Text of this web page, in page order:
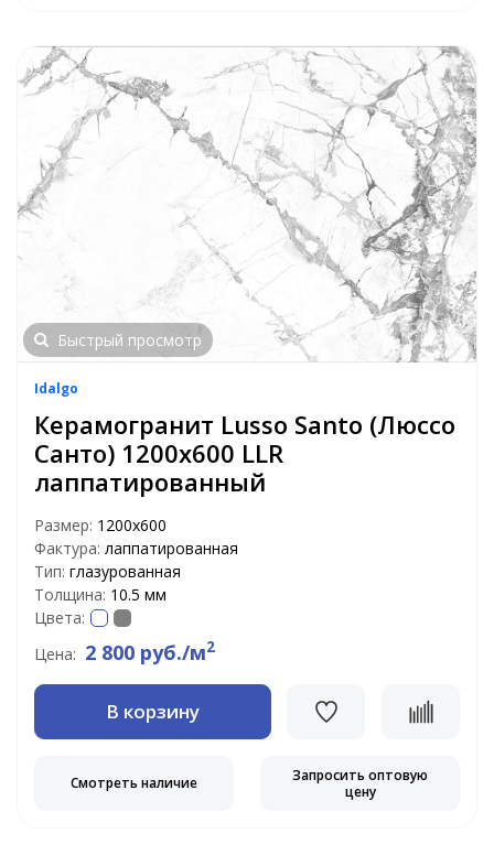
Быстрый просмотр
Idalgo
Керамогранит Lusso Santo (Люссо
Санто) 1200х600 LLR
лаппатированный
Размер: 1200х600
Фактура: лаппатированная
Тип: глазурованная
Толщина: 10.5 мм
Цвета:
Цена: 2 800 руб./м2
В корзину
Смотреть наличие
Запросить оптовую
цену